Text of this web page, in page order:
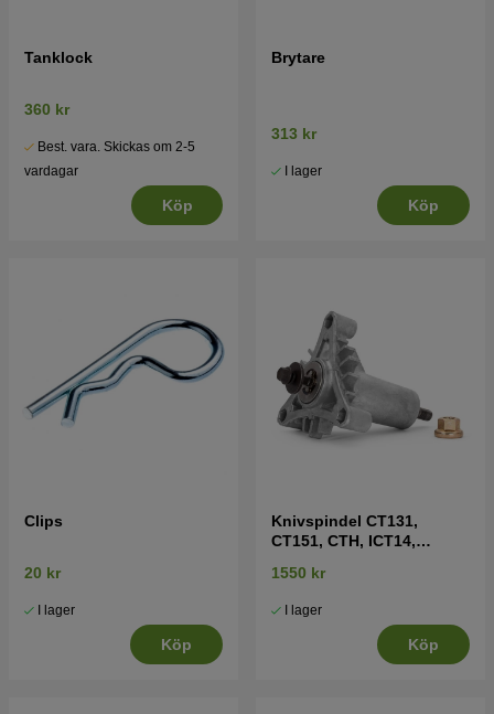
Tanklock
360 kr
Best. vara. Skickas om 2-5
vardagar
Köp
Brytare
313 kr
I lager
Köp
Clips
20 kr
I lager
Köp
Knivspindel CT131,
CT151, CTH, ICT14,
1550 kr
I lager
Köp